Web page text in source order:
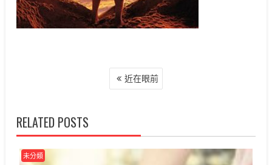
覽
近在眼前
RELATED POSTS
未分類